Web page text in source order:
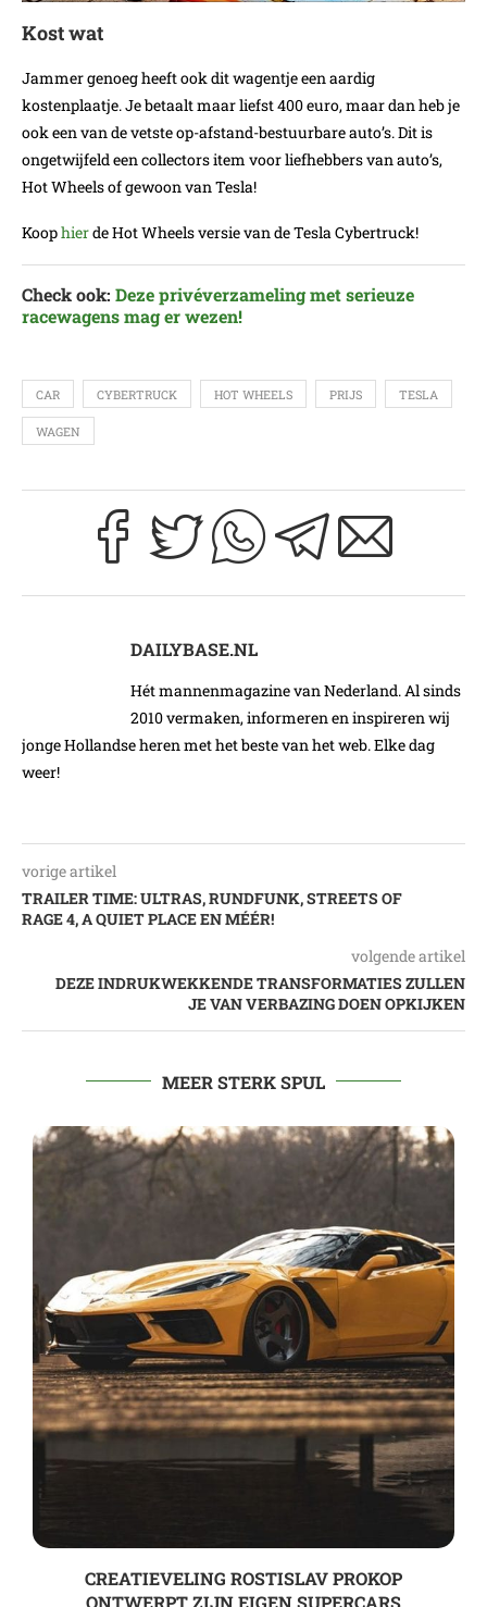
Kost wat
Jammer genoeg heeft ook dit wagentje een aardig
kostenplaatje. Je betaalt maar liefst 400 euro, maar dan heb je
ook een van de vetste op-afstand-bestuurbare auto’s. Dit is
ongetwijfeld een collectors item voor liefhebbers van auto’s,
Hot Wheels of gewoon van Tesla!
Koophierde Hot Wheels versie van de Tesla Cybertruck!
Check ook: Deze privéverzameling met serieuze
racewagens mag er wezen!
CAR CYBERTRUCK HOT WHEELS PRIJS TESLA
WAGEN
DAILYBASE.NL
Hét mannenmagazine van Nederland. Al sinds
2010 vermaken, informeren en inspireren wij
jonge Hollandse heren met het beste van het web. Elke dag
weer!
vorige artikel
TRAILER TIME: ULTRAS, RUNDFUNK, STREETS OF
RAGE 4, A QUIET PLACE EN MÉÉR!
volgende artikel
DEZE INDRUKWEKKENDE TRANSFORMATIES ZULLEN
JE VAN VERBAZING DOEN OPKIJKEN
MEER STERK SPUL
CREATIEVELING ROSTISLAV PROKOP
ONTWERPT ZIJN EIGEN SUPERCARS